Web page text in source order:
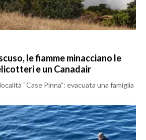
le fiamme minacciano le
e un Canadair
“Case Pinna”: evacuata una famiglia